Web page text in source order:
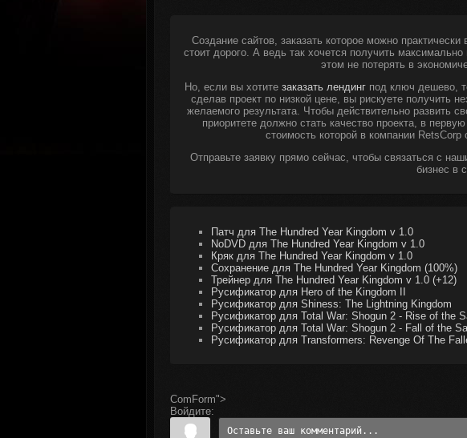
Создание сайтов, заказать которое можно
стоит дорого. А ведь так хочется получить
этом не потерять в
Но, если вы хотите заказать лендингпод ключ дешево,
сделав проект по низкой цене, вы рискуете получить
желаемого результата. Чтобы действительно развить
приоритете должно стать качество проекта, в
стоимость которой в компании RetsCorp
Отправьте заявку прямо сейчас, чтобы связаться с
бизнес в
Патч для The Hundred Year Kingdom v 1.0
NoDVD для The Hundred Year Kingdom v 1.0
Кряк для The Hundred Year Kingdom v 1.0
Сохранение для The Hundred Year Kingdom (100%)
Трейнер для The Hundred Year Kingdom v 1.0 (+12)
Русификатор для Hero of the Kingdom II
Русификатор для Shiness: The Lightning Kingdom
Русификатор для Total War: Shogun 2 - Rise of the
Русификатор для Total War: Shogun 2 - Fall of the
Русификатор для Transformers: Revenge Of The
ComForm">
Войдите: